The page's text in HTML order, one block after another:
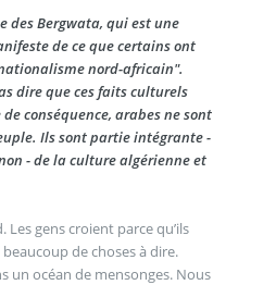
des Bergwata, qui est une
de ce que certains ont
nord-africain".
dire que ces faits culturels
conséquence, arabes ne sont
Ils sont partie intégrante -
- de la culture algérienne et
Les gens croient parce qu’ils
beaucoup de choses à dire.
un océan de mensonges. Nous